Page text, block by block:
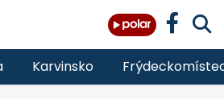
Karvinsko